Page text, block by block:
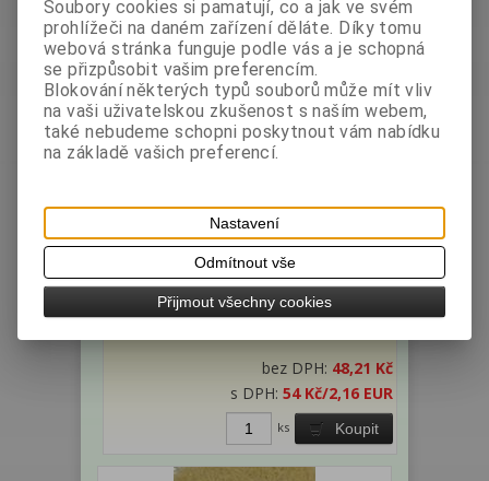
Těstoviny PKU - nudle polévkové
250g
Výrobce:Země
původu: Česko
Katalogové číslo:
002501
bez DPH: 48,21 Kč
s DPH:54 Kč/2,16 EUR
Koupit
ks
Soubory cookies si pamatují, co a jak ve svém
prohlížeči na daném zařízení děláte. Díky tomu
webová stránka funguje podle vás a je schopná
se přizpůsobit vašim preferencím.
Blokování některých typů souborů může mít vliv
na vaši uživatelskou zkušenost s naším webem,
také nebudeme schopni poskytnout vám nabídku
na základě vašich preferencí.
Nastavení
Odmítnout vše
Přijmout všechny cookies